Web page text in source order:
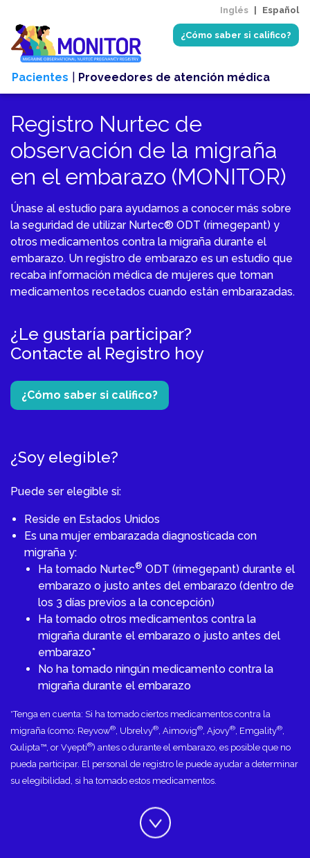
¿Cómo saber si califico?
Pacientes Proveedores de atención médica
Inglés Español
Registro Nurtec de
observación de la migraña
en el embarazo (MONITOR)
Únase al estudio para ayudarnos a conocer más sobre
la seguridad de utilizar Nurtec® ODT (rimegepant) y
otros medicamentos contra la migraña durante el
embarazo. Un registro de embarazo es un estudio que
recaba información médica de mujeres que toman
medicamentos recetados cuando están embarazadas.
¿Le gustaría participar?
Contacte al Registro hoy
¿Cómo saber si califico?
¿Soy elegible?
Puede ser elegible si:
Reside en Estados Unidos
Es una mujer embarazada diagnosticada con
migraña y:
Ha tomado Nurtec® ODT (rimegepant) durante el
embarazo o justo antes del embarazo (dentro de
los 3 días previos a la concepción)
Ha tomado otros medicamentos contra la
migraña durante el embarazo o justo antes del
embarazo*
No ha tomado ningún medicamento contra la
migraña durante el embarazo
*Tenga en cuenta: Si ha tomado ciertos medicamentos contra la
migraña (como: Reyvow®, Ubrelvy®, Aimovig®, Ajovy®, Emgality®,
Qulipta™, or Vyepti®) antes o durante el embarazo, es posible que no
pueda participar. El personal de registro le puede ayudar a determinar
su elegibilidad, si ha tomado estos medicamentos.